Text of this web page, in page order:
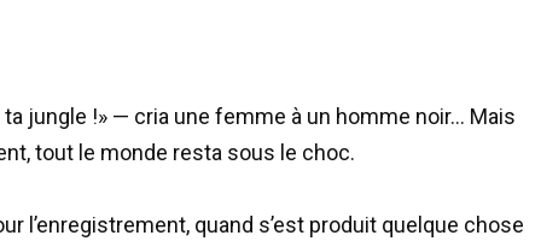
ta jungle !» — cria une femme à un homme noir… Mais
tout le monde resta sous le choc.
l’enregistrement, quand s’est produit quelque chose